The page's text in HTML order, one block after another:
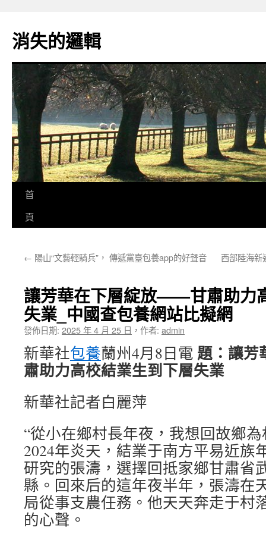
主
要
消失的邏輯
首
頁
← 陽山“文藝輕騎兵”， 傳遞黨臺包養app的好聲音 西部陸海新
讓芳華在下層綻放——甘肅助力
失業_中國查包養網站比擬網
發佈日期: 2025 年 4 月 25 日 ， 作者: admin
新華社包養蘭州4月8日電 題：讓
肅助力高校結業生到下層失業
新華社記者白麗萍
“從小在鄉村長年夜，我想回故鄉
2024年炎天，結業于南方平易近族
研究的張濤，選擇回抵家鄉甘肅省
縣。回來后的這年夜半年，張濤在
局從事支農任務。他天天奔走于村
的心聲。